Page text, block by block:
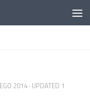
2014 · UPDATED 1